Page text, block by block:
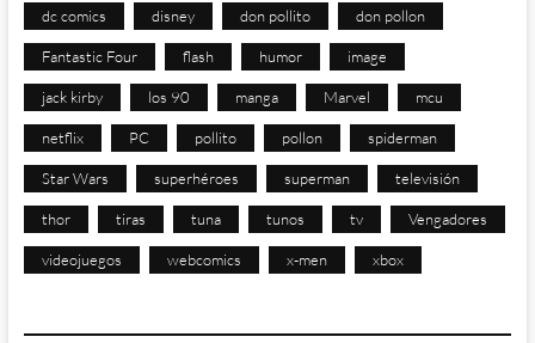
dc comics disney don pollito don pollon
Fantastic Four flash humor image
jack kirby los 90 manga Marvel mcu
netflix PC pollito pollon spiderman
Star Wars superhéroes superman televisión
thor tiras tuna tunos tv Vengadores
videojuegos webcomics x-men xbox